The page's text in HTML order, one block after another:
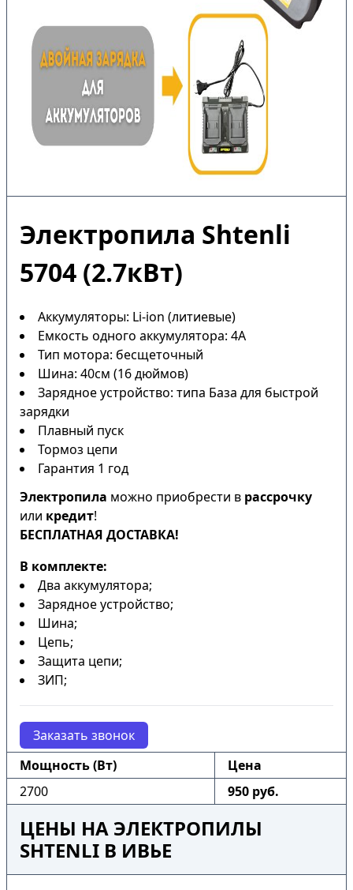
Электропила Shtenli
5704 (2.7кВт)
Аккумуляторы: Li-ion (литиевые)
Емкость одного аккумулятора: 4А
Тип мотора: бесщеточный
Шина: 40см (16 дюймов)
Зарядное устройство: типа База для быстрой
зарядки
Плавный пуск
Тормоз цепи
Гарантия 1 год
Электропила можно приобрести в рассрочку
или кредит!
БЕСПЛАТНАЯ ДОСТАВКА!
В комплекте:
Два аккумулятора;
Зарядное устройство;
Шина;
Цепь;
Защита цепи;
ЗИП;
Заказать звонок
Мощность (Вт)
Цена
2700
950 руб.
ЦЕНЫ НА ЭЛЕКТРОПИЛЫ
SHTENLI В ИВЬЕ